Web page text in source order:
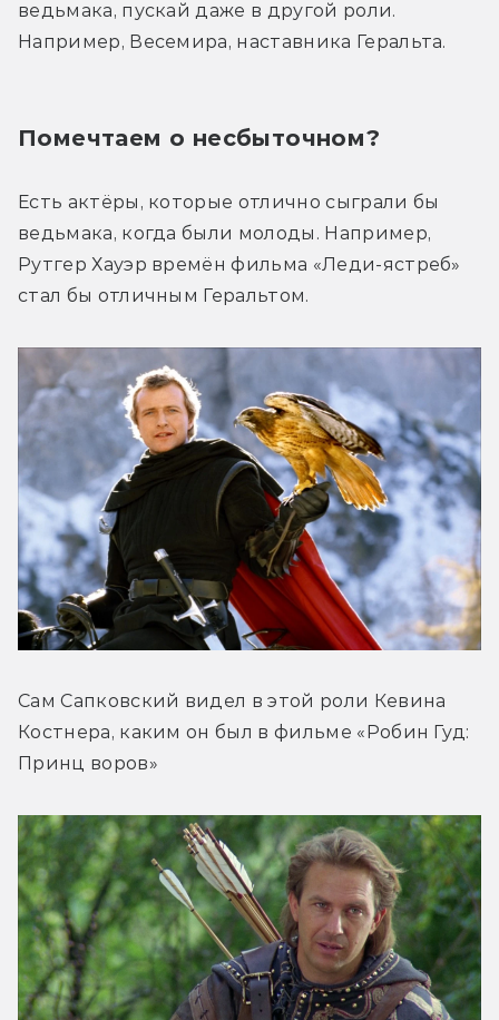
ведьмака, пускай даже в другой роли.
Например, Весемира, наставника Геральта.
Помечтаем о несбыточном?
Есть актёры, которые отлично сыграли бы
ведьмака, когда были молоды. Например,
Рутгер Хауэр времён фильма «Леди-ястреб»
стал бы отличным Геральтом.
Сам Сапковский видел в этой роли Кевина
Костнера, каким он был в фильме «Робин Гуд:
Принц воров»